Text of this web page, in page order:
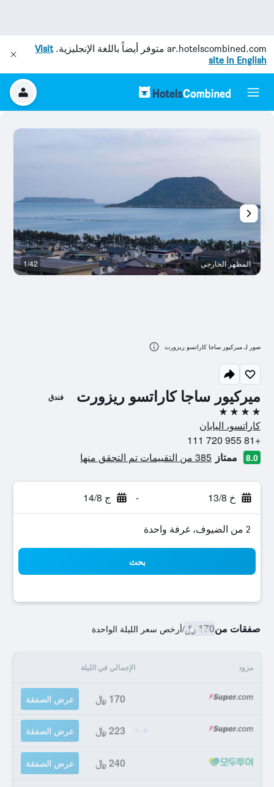
ar.hotelscombined.com متوفر أيضاً باللغة الإنجليزية.Visit
site in English
ميركيور ساجا كاراتسو ريزورت فندق
4 نجوم
كاراتسو، اليابان
+81 955 720 111
8.0 ممتاز 385 من التقييمات تم التحقق منها
خ 13/8 - ج 14/8
2 من الضيوف، غرفة واحدة
بحث
صفقات من170 ﷼ /أرخص سعر الليلة الواحدة
مزود الإجمالي في الليلة
170 ﷼ عرض الصفقة
223 ﷼ عرض الصفقة
240 ﷼ عرض الصفقة
المظهر الخارجي 1/42
صور لـ ميركيور ساجا كاراتسو ريزورت